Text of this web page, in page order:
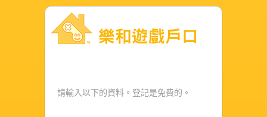
請輸入以下的資料。登記是免費的。